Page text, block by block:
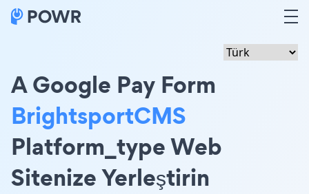
A Google Pay Form
BrightsportCMS
Platform_type Web
Sitenize Yerleştirin